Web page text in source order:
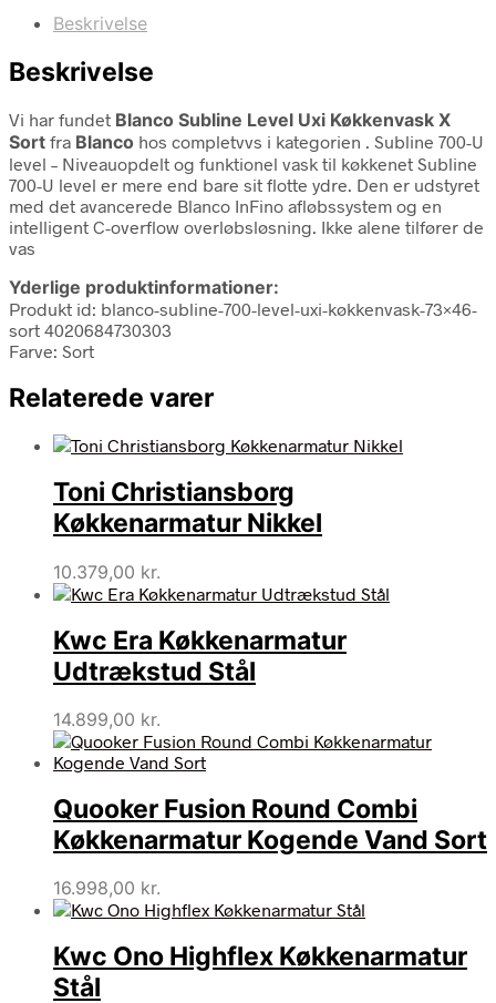
Beskrivelse
Beskrivelse
Vi har fundet Blanco Subline Level Uxi Køkkenvask X
Sort fra Blanco hos completvvs i kategorien . Subline 700-U
level – Niveauopdelt og funktionel vask til køkkenet Subline
700-U level er mere end bare sit flotte ydre. Den er udstyret
med det avancerede Blanco InFino afløbssystem og en
intelligent C-overflow overløbsløsning. Ikke alene tilfører de
vas
Yderlige produktinformationer:
Produkt id: blanco-subline-700-level-uxi-køkkenvask-73×46-
sort 4020684730303
Farve: Sort
Relaterede varer
Toni Christiansborg
Køkkenarmatur Nikkel
10.379,00 kr.
Kwc Era Køkkenarmatur
Udtrækstud Stål
14.899,00 kr.
Quooker Fusion Round Combi
Køkkenarmatur Kogende Vand Sort
16.998,00 kr.
Kwc Ono Highflex Køkkenarmatur
Stål